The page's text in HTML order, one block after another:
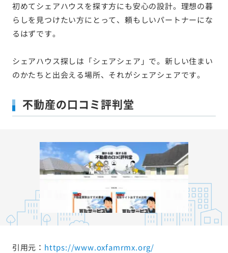
初めてシェアハウスを探す方にも安心の設計。理想の暮
らしを見つけたい方にとって、頼もしいパートナーにな
るはずです。
シェアハウス探しは「シェアシェア」で。新しい住まい
のかたちと出会える場所、それがシェアシェアです。
不動産の口コミ評判堂
引用元： https://www.oxfamrmx.org/